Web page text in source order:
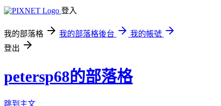
登入
我的部落格 我的部落格後台
我的帳號
登出
petersp68的部落格
跳到主文